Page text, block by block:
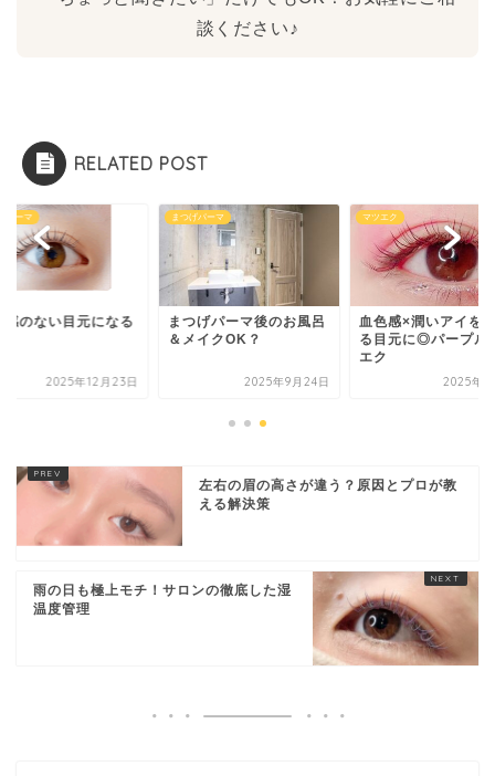
談ください♪
RELATED POST
パーマ
感のない目元になる
2025年12月23日
まつげパーマ
まつげパーマ後のお風呂
＆メイクOK？
2025年9月24日
マツエク
血色感×潤いアイを
る目元に◎パープル
エク
2025年8
左右の眉の高さが違う？原因とプロが教
える解決策
雨の日も極上モチ！サロンの徹底した湿
温度管理